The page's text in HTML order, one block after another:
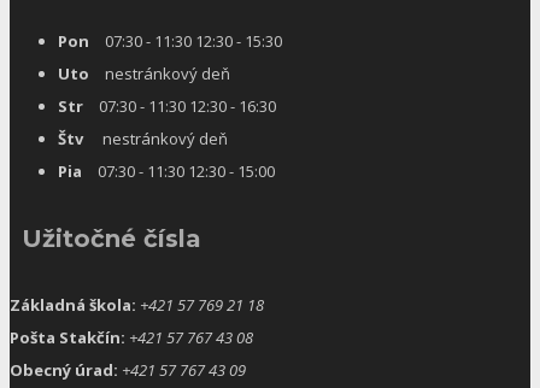
Pon 07:30 - 11:30 12:30 - 15:30
Uto nestránkový deň
Str 07:30 - 11:30 12:30 - 16:30
Štvnestránkový deň
Pia 07:30 - 11:30 12:30 - 15:00
Užitočné čísla
Základná škola: +421 57 769 21 18
Pošta Stakčín: +421 57 767 43 08
Obecný úrad: +421 57 767 43 09